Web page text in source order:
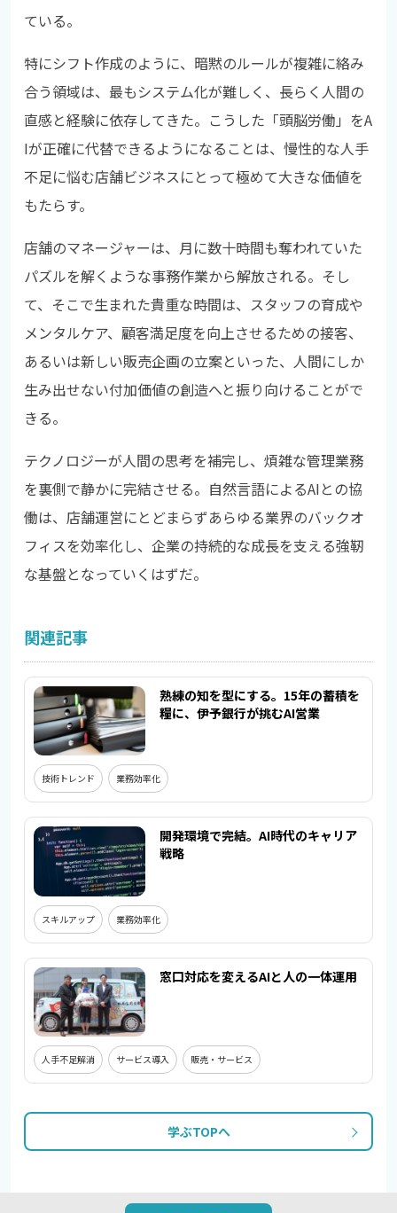
ている。
特にシフト作成のように、暗黙のルールが複雑に絡み
合う領域は、最もシステム化が難しく、長らく人間の
直感と経験に依存してきた。こうした「頭脳労働」をA
Iが正確に代替できるようになることは、慢性的な人手
不足に悩む店舗ビジネスにとって極めて大きな価値を
もたらす。
店舗のマネージャーは、月に数十時間も奪われていた
パズルを解くような事務作業から解放される。そし
て、そこで生まれた貴重な時間は、スタッフの育成や
メンタルケア、顧客満足度を向上させるための接客、
あるいは新しい販売企画の立案といった、人間にしか
生み出せない付加価値の創造へと振り向けることがで
きる。
テクノロジーが人間の思考を補完し、煩雑な管理業務
を裏側で静かに完結させる。自然言語によるAIとの協
働は、店舗運営にとどまらずあらゆる業界のバックオ
フィスを効率化し、企業の持続的な成長を支える強靭
な基盤となっていくはずだ。
関連記事
熟練の知を型にする。15年の蓄積を
糧に、伊予銀行が挑むAI営業
技術トレンド 業務効率化
開発環境で完結。AI時代のキャリア
戦略
スキルアップ 業務効率化
窓口対応を変えるAIと人の一体運用
人手不足解消 サービス導入 販売・サービス
学ぶTOPへ